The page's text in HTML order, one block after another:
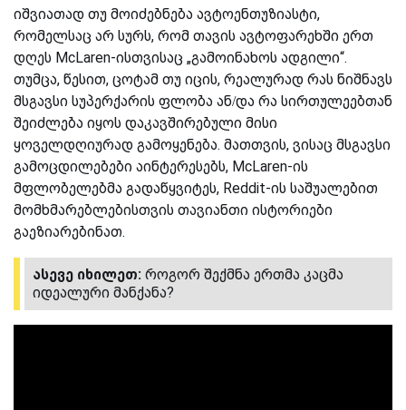
იშვიათად თუ მოიძებნება ავტოენთუზიასტი,
რომელსაც არ სურს, რომ თავის ავტოფარეხში ერთ
დღეს McLaren-ისთვისაც „გამოინახოს ადგილი“.
თუმცა, წესით, ცოტამ თუ იცის, რეალურად რას ნიშნავს
მსგავსი სუპერქარის ფლობა ან/და რა სირთულეებთან
შეიძლება იყოს დაკავშირებული მისი
ყოველდღიურად გამოყენება. მათთვის, ვისაც მსგავსი
გამოცდილებები აინტერესებს, McLaren-ის
მფლობელებმა გადაწყვიტეს, Reddit-ის საშუალებით
მომხმარებლებისთვის თავიანთი ისტორიები
გაეზიარებინათ.
ასევე იხილეთ: როგორ შექმნა ერთმა კაცმა
იდეალური მანქანა?